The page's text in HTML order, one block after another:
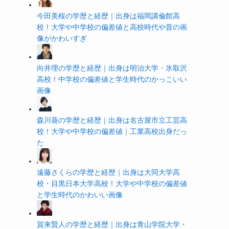
今田美桜の学歴と経歴｜出身は福岡講倫館高
校！大学や中学校の偏差値と高校時代や昔の画
像がかわいすぎ
向井理の学歴と経歴｜出身は明治大学・氷取沢
高校！中学校の偏差値と学生時代のかっこいい
画像
森川葵の学歴と経歴｜出身は名古屋市立工芸高
校！大学や中学校の偏差値｜工業高校出身だっ
た
遠藤さくらの学歴と経歴｜出身は大同大学高
校・目黒日本大学高校！大学や中学校の偏差値
と学生時代のかわいい画像
賀来賢人の学歴と経歴｜出身は青山学院大学・